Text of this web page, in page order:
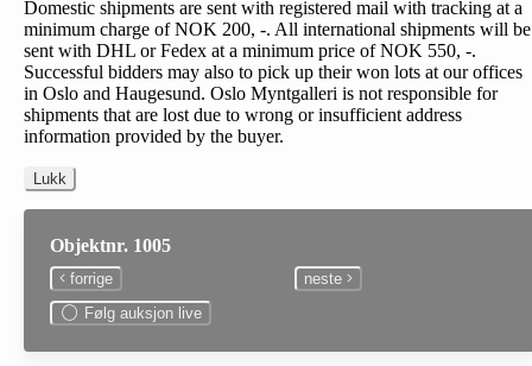
Domestic shipments are sent with registered mail with tracking at a
minimum charge of NOK 200, -. All international shipments will be
sent with DHL or Fedex at a minimum price of NOK 550, -.
Successful bidders may also to pick up their won lots at our offices
in Oslo and Haugesund. Oslo Myntgalleri is not responsible for
shipments that are lost due to wrong or insufficient address
information provided by the buyer.
Lukk
Objektnr. 1005
forrige
neste
Følg auksjon live